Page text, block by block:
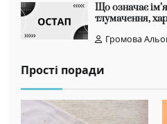
Що означає
тлумачення,
Громова
Прості поради